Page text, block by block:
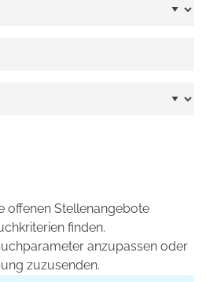
offenen Stellenangebote
finden.
anzupassen oder
zuzusenden.